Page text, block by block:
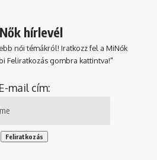
hírlevél
női témákról! Iratkozz fel a MiNők
Feliratkozás gombra kattintva!"
E-mail cím: